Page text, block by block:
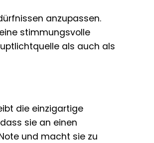
anzupassen.
stimmungsvolle
als auch als
die einzigartige
sie an einen
und macht sie zu